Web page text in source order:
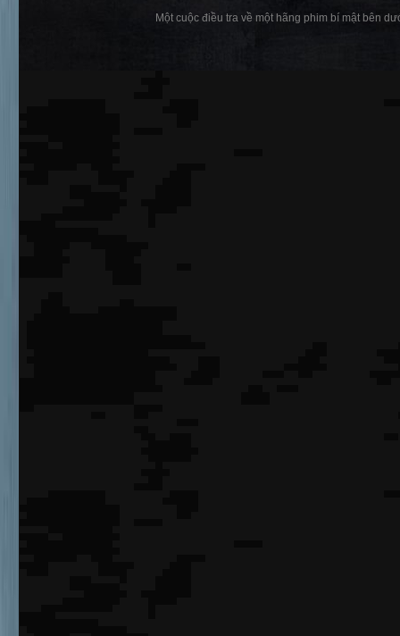
Một cuộc điều tra về một hãng phim bí mật bên